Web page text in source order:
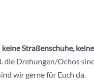
Straßenschuhe,
die Drehungen/Ochos
wir gerne für Euch da.